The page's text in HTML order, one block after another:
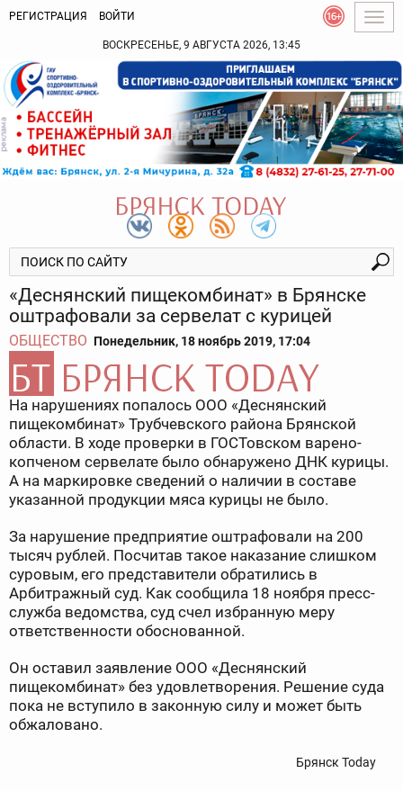
РЕГИСТРАЦИЯ ВОЙТИ
ВОСКРЕСЕНЬЕ, 9 АВГУСТА 2026, 13:45
«Деснянский пищекомбинат» в Брянске
оштрафовали за сервелат с курицей
ОБЩЕСТВО Понедельник, 18 ноябрь 2019, 17:04
На нарушениях попалось ООО «Деснянский
пищекомбинат» Трубчевского района Брянской
области. В ходе проверки в ГОСТовском варено-
копченом сервелате было обнаружено ДНК курицы.
А на маркировке сведений о наличии в составе
указанной продукции мяса курицы не было.
За нарушение предприятие оштрафовали на 200
тысяч рублей. Посчитав такое наказание слишком
суровым, его представители обратились в
Арбитражный суд. Как сообщила 18 ноября пресс-
служба ведомства, суд счел избранную меру
ответственности обоснованной.
Он оставил заявление ООО «Деснянский
пищекомбинат» без удовлетворения. Решение суда
пока не вступило в законную силу и может быть
обжаловано.
Брянск Today